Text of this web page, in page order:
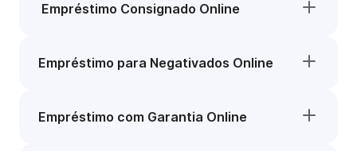
Empréstimo Consignado Online
Empréstimo para Negativados Online
Empréstimo com Garantia Online